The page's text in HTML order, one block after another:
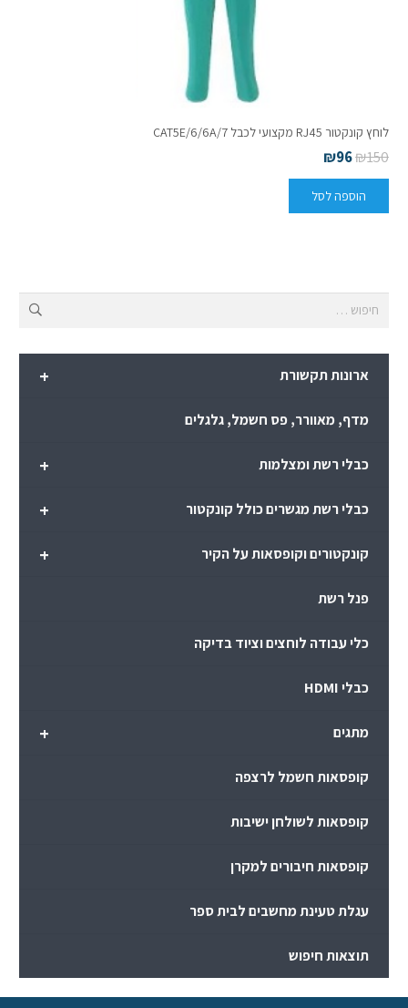
לוחץ קונקטור RJ45 מקצועי לכבל CAT5E/6/6A/7
₪150
₪96
הוספה לסל
+ ארונות תקשורת
מדף, מאוורר, פס חשמל, גלגלים
+ כבלי רשת ומצלמות
+ כבלי רשת מגשרים כולל קונקטור
+ קונקטורים וקופסאות על הקיר
פנל רשת
כלי עבודה לוחצים וציוד בדיקה
כבלי HDMI
+ מתגים
קופסאות חשמל לרצפה
קופסאות לשולחן ישיבות
קופסאות חיבורים למקרן
עגלת טעינת מחשבים לבית ספר
תוצאות חיפוש